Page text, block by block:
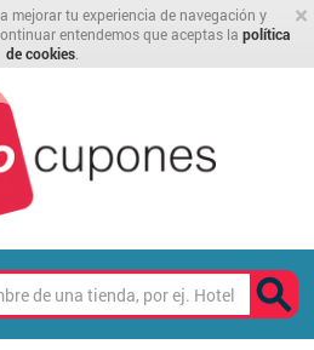
×
mejorar tu experiencia de navegación y
entendemos que aceptas la política
de cookies